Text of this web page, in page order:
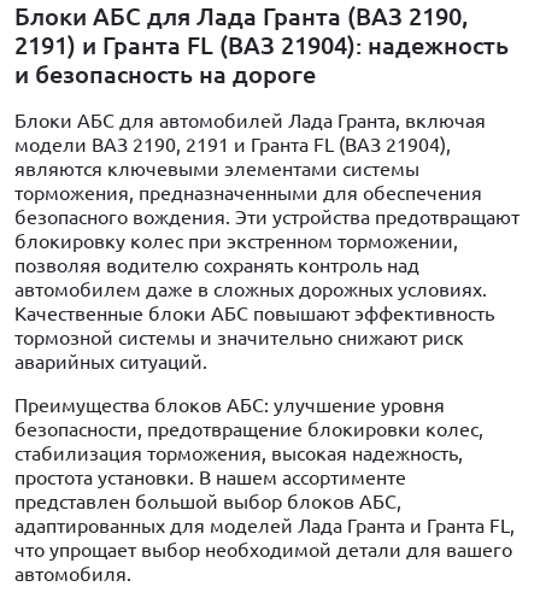
Блоки АБС для Лада Гранта (ВАЗ 2190,
2191) и Гранта FL (ВАЗ 21904): надежность
и безопасность на дороге
Блоки АБС для автомобилей Лада Гранта, включая
модели ВАЗ 2190, 2191 и Гранта FL (ВАЗ 21904),
являются ключевыми элементами системы
торможения, предназначенными для обеспечения
безопасного вождения. Эти устройства предотвращают
блокировку колес при экстренном торможении,
позволяя водителю сохранять контроль над
автомобилем даже в сложных дорожных условиях.
Качественные блоки АБС повышают эффективность
тормозной системы и значительно снижают риск
аварийных ситуаций.
Преимущества блоков АБС: улучшение уровня
безопасности, предотвращение блокировки колес,
стабилизация торможения, высокая надежность,
простота установки. В нашем ассортименте
представлен большой выбор блоков АБС,
адаптированных для моделей Лада Гранта и Гранта FL,
что упрощает выбор необходимой детали для вашего
автомобиля.